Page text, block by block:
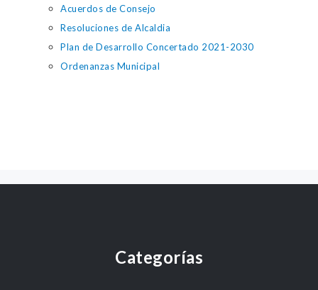
Acuerdos de Consejo
Resoluciones de Alcaldia
Plan de Desarrollo Concertado 2021-2030
Ordenanzas Municipal
Categorías